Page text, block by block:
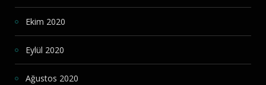
Ekim 2020
Eylül 2020
Ağustos 2020